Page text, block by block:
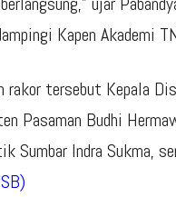
Kapen Akademi
rakor tersebut Kepala
Pasaman Budhi
Sumbar Indra Sukma,